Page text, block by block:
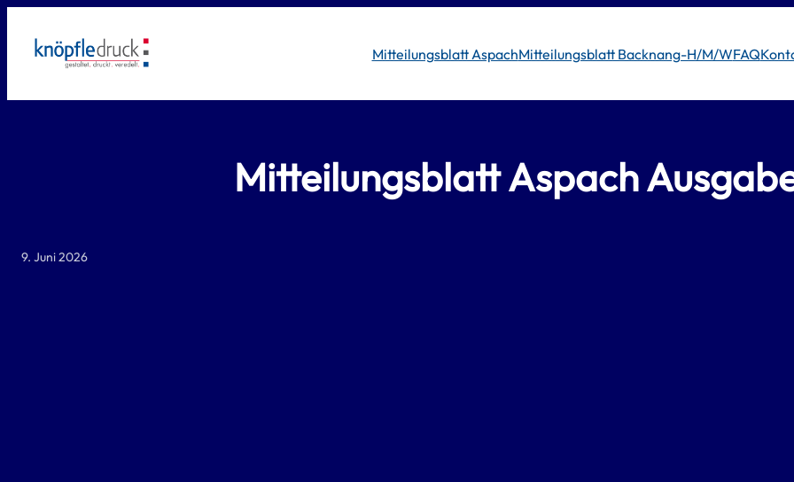
Inhalt
springen
Mitteilungsblatt AspachMitteilungsblatt Backnang-H/M/WFAQ
Mitteilungsblatt Aspach
9. Juni 2026